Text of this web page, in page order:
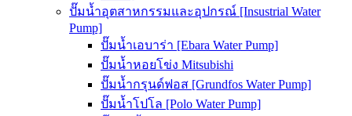
ปั๊มน้ำอุตสาหกรรมและอุปกรณ์ [Insustrial Water
Pump]
ปั๊มน้ำเอบาร่า [Ebara Water Pump]
ปั๊มน้ำหอยโข่ง Mitsubishi
ปั๊มน้ำกรุนด์ฟอส [Grundfos Water Pump]
ปั๊มน้ำโปโล [Polo Water Pump]